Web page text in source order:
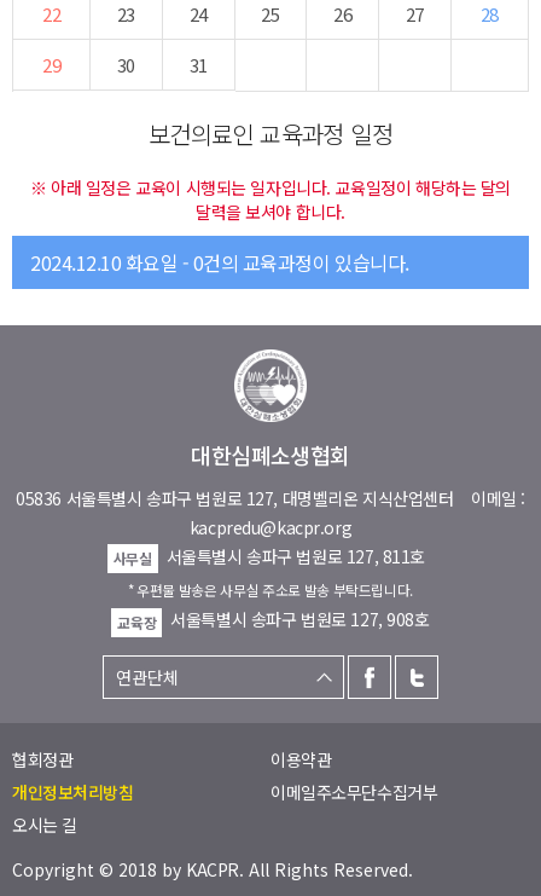
22
23 24 25 26 27
28
29
30 31
보건의료인 교육과정 일정
※ 아래 일정은 교육이 시행되는 일자입니다. 교육일정이 해당하는 달의
달력을 보셔야 합니다.
2024.12.10 화요일 - 0건의 교육과정이 있습니다.
대한심폐소생협회
05836 서울특별시 송파구 법원로 127, 대명벨리온 지식산업센터 이메일 :
kacpredu@kacpr.org
사무실 서울특별시 송파구 법원로 127, 811호
* 우편물 발송은 사무실 주소로 발송 부탁드립니다.
교육장
서울특별시 송파구 법원로 127, 908호
협회정관
이용약관
개인정보처리방침
이메일주소무단수집거부
오시는 길
Copyright © 2018 by KACPR. All Rights Reserved.